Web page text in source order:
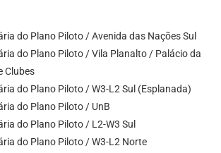
do Plano Piloto / Avenida das Nações Sul
do Plano Piloto / Vila Planalto / Palácio da
Clubes
do Plano Piloto / W3-L2 Sul (Esplanada)
do Plano Piloto / UnB
do Plano Piloto / L2-W3 Sul
do Plano Piloto / W3-L2 Norte